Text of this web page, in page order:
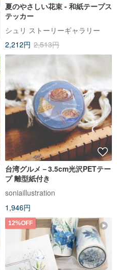
夏のやさしい花束 - 和紙テープス
テッカー
シュリ ストーリーギャラリー
2,212円 2,513円
台湾グルメ－3.5cm光沢PETテー
プ 離型紙付き
soniaillustration
1,946円
12%OFF